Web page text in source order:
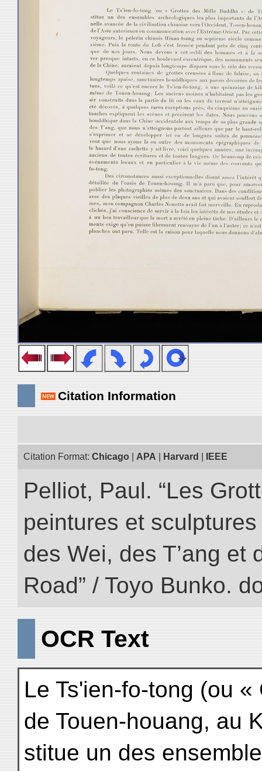
Citation Information
Citation Format: Chicago APA Harvard IEEE
Pelliot, Paul. “Les
peintures et
des Wei, des T’ang et
Road” / Toyo Bunko.
OCR Text
Le Ts'ien-fo-tong (ou
de Touen-houang, au
stitue un des